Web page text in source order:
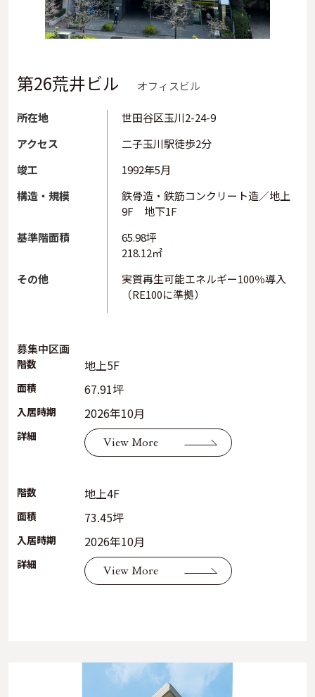
第26荒井ビル オフィスビル
所在地
世田谷区玉川2-24-9
アクセス
二子玉川駅徒歩2分
竣工
1992年5月
構造・規模
鉄骨造・鉄筋コンクリート造／地上
9F 地下1F
基準階面積
65.98坪
218.12㎡
その他
実質再生可能エネルギー100％導入
（RE100に準拠）
募集中区画
階数 地上5F
面積 67.91坪
入居時期 2026年10月
詳細 View More
階数 地上4F
面積 73.45坪
入居時期 2026年10月
詳細 View More